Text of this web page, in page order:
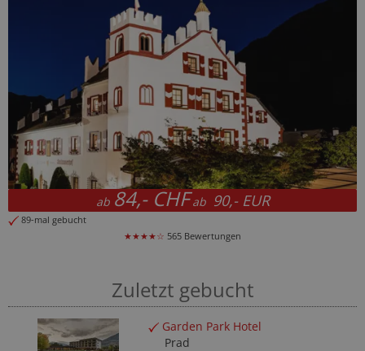
ab84,- CHFab 90,- EUR
89-mal gebucht
★★★★☆ 565 Bewertungen
Zuletzt gebucht
Garden Park Hotel
Prad